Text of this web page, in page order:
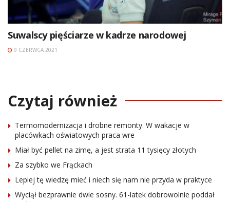
Suwalscy pięściarze w kadrze narodowej
9 CZERWCA 2021
Czytaj również
Termomodernizacja i drobne remonty. W wakacje w
placówkach oświatowych praca wre
Miał być pellet na zimę, a jest strata 11 tysięcy złotych
Za szybko we Frąckach
Lepiej tę wiedzę mieć i niech się nam nie przyda w praktyce
Wyciął bezprawnie dwie sosny. 61-latek dobrowolnie poddał